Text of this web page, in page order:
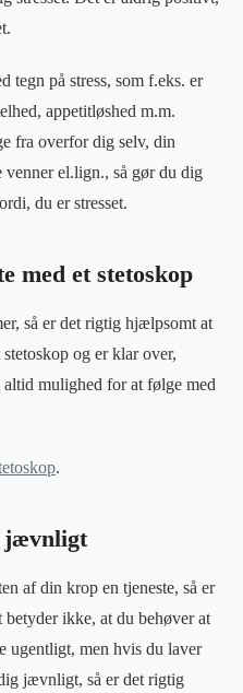
tegn på stress, som f.eks. er
appetitløshed m.m.
fra overfor dig selv, din
venner el.lign., så gør du dig
du er stresset.
med et stetoskop
så er det rigtig hjælpsomt at
og er klar over,
mulighed for at følge med
.
jævnligt
af din krop en tjeneste, så er
ikke, at du behøver at
ugentligt, men hvis du laver
jævnligt, så er det rigtig